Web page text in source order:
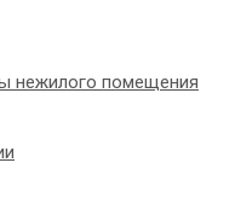
нежилого помещения